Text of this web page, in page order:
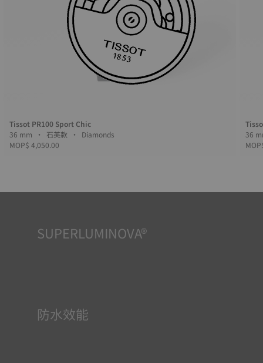
Tissot PR100 Sport Chic
36 mm • 石英款 • Diamonds
MOP$ 4,050.00
SUPERLUMINOVA®
防水效能